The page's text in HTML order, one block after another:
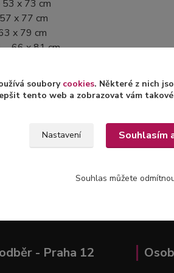
53 x 73 cm
x 77 cm
x 79 cm
– 66 x 81 cm
v kategoriích
- Praha 12
soubory cookies. Některé z nich
tento web a zobrazovat vám
Nastavení Souhlasím
Souhlas můžete